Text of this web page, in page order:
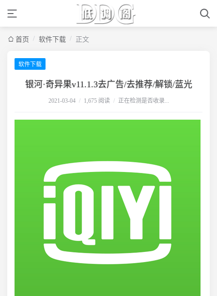
首页 / 软件下载 / 正文
软件下载
银河·奇异果v11.1.3去广告/去推荐/解锁/蓝光
2021-03-04 / 1,675 阅读 / 正在检测是否收录...